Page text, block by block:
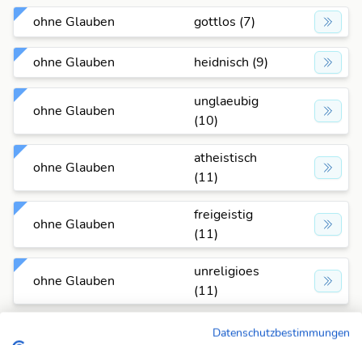
ohne Glauben gottlos (7)
ohne Glauben heidnisch (9)
ohne Glauben
unglaeubig
(10)
ohne Glauben
atheistisch
(11)
ohne Glauben
freigeistig
(11)
ohne Glauben
unreligioes
(11)
nihilistisch
Datenschutzbestimmungen